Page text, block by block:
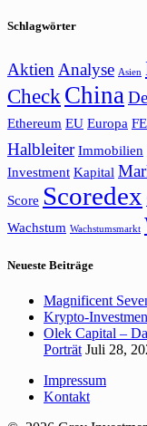
Schlagwörter
AktienAnalyse Asien
Check China
Ethereum EU Europa
Halbleiter Immobilien
Investment Kapital
Score Scoredex
Wachstum Wachstumsmarkt
Neueste Beiträge
Magnificent
Krypto-
Olek Capital –
Porträt Juli 28,
Impressum
Kontakt